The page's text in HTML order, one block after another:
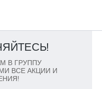
В ГРУППУ
ВСЕ АКЦИИ И